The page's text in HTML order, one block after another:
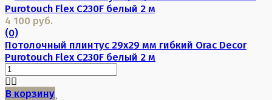
4 100 руб.
(0)
Потолочный плинтус 29х29 мм гибкий Orac Decor
Purotouch Flex C230F белый 2 м
В корзину